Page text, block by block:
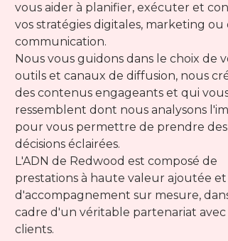
vous aider à planifier, exécuter et
vos stratégies digitales, marketing ou
communication.
Nous vous guidons dans le choix de
outils et canaux de diffusion, nous
des contenus engageants et qui
ressemblent dont nous analysons
pour vous permettre de prendre des
décisions éclairées.
L'ADN de Redwood est composé de
prestations à haute valeur ajoutée et
d'accompagnement sur mesure,
cadre d'un véritable partenariat avec
clients.